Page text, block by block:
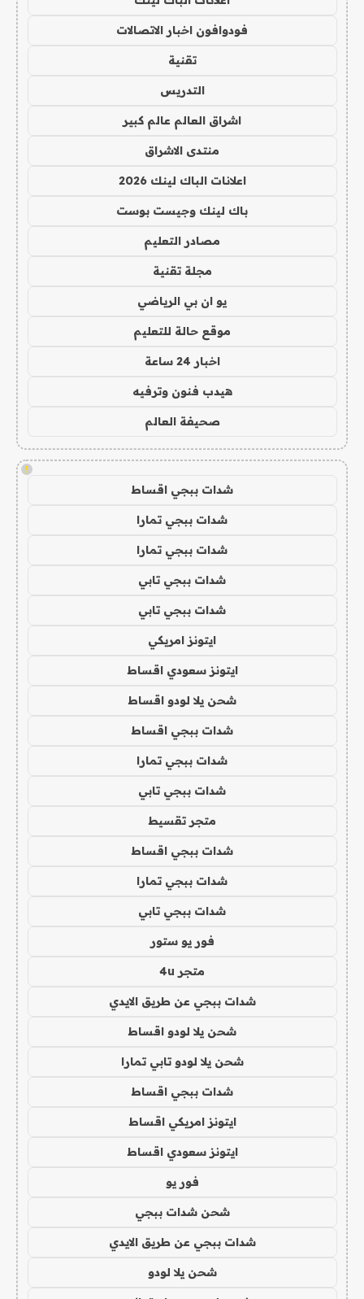
فودوافون اخبار الاتصالات
تقنية
التدريس
اشراق العالم عالم كبير
منتدى الاشراق
اعلانات الباك لينك 2026
باك لينك وجيست بوست
مصادر التعليم
مجلة تقنية
يو ان بي الرياضي
موقع حالة للتعليم
اخبار 24 ساعة
هيدب فنون وترفيه
صحيفة العالم
!
شدات ببجي اقساط
شدات ببجي تمارا
شدات ببجي تمارا
شدات ببجي تابي
شدات ببجي تابي
ايتونز امريكي
ايتونز سعودي اقساط
شحن يلا لودو اقساط
شدات ببجي اقساط
شدات ببجي تمارا
شدات ببجي تابي
متجر تقسيط
شدات ببجي اقساط
شدات ببجي تمارا
شدات ببجي تابي
فور يو ستور
متجر 4u
شدات ببجي عن طريق الايدي
شحن يلا لودو اقساط
شحن يلا لودو تابي تمارا
شدات ببجي اقساط
ايتونز امريكي اقساط
ايتونز سعودي اقساط
فور يو
شحن شدات ببجي
شدات ببجي عن طريق الايدي
شحن يلا لودو